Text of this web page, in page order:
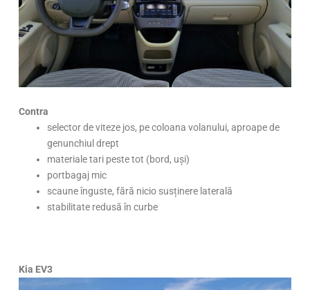
Contra
selector de viteze jos, pe coloana volanului, aproape de
genunchiul drept
materiale tari peste tot (bord, uși)
portbagaj mic
scaune înguste, fără nicio susținere laterală
stabilitate redusă în curbe
Kia EV3